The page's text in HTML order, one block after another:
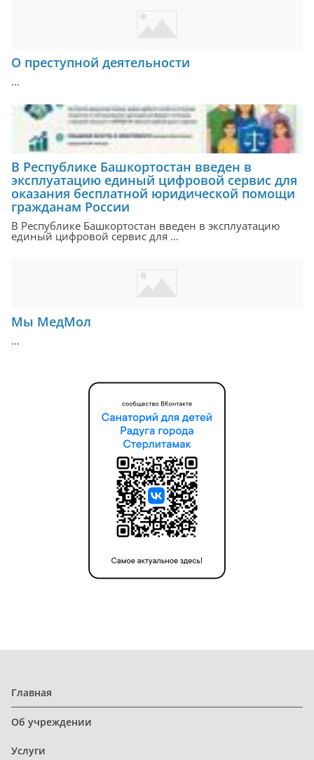
О преступной деятельности
…
В Республике Башкортостан введен в
эксплуатацию единый цифровой сервис для
оказания бесплатной юридической помощи
гражданам России
В Республике Башкортостан введен в эксплуатацию
единый цифровой сервис для …
Мы МедМол
…
Главная
Об учреждении
Услуги